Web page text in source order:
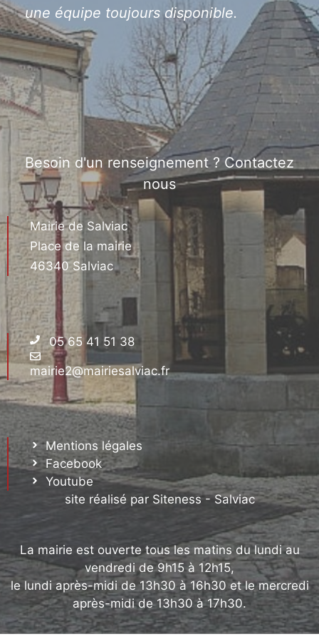
une équipe toujours disponible.
Besoin d'un renseignement ? Contactez
nous
Mairie de Salviac
Place de la mairie
46340 Salviac
05 65 41 51 38
mairie2@mairiesalviac.fr
Mentions légales
Facebook
Youtube
site réalisé par Siteness - Salviac
La mairie est ouverte tous les matins du lundi au
vendredi de 9h15 à 12h15,
le lundi après-midi de 13h30 à 16h30 et le mercredi
après-midi de 13h30 à 17h30.